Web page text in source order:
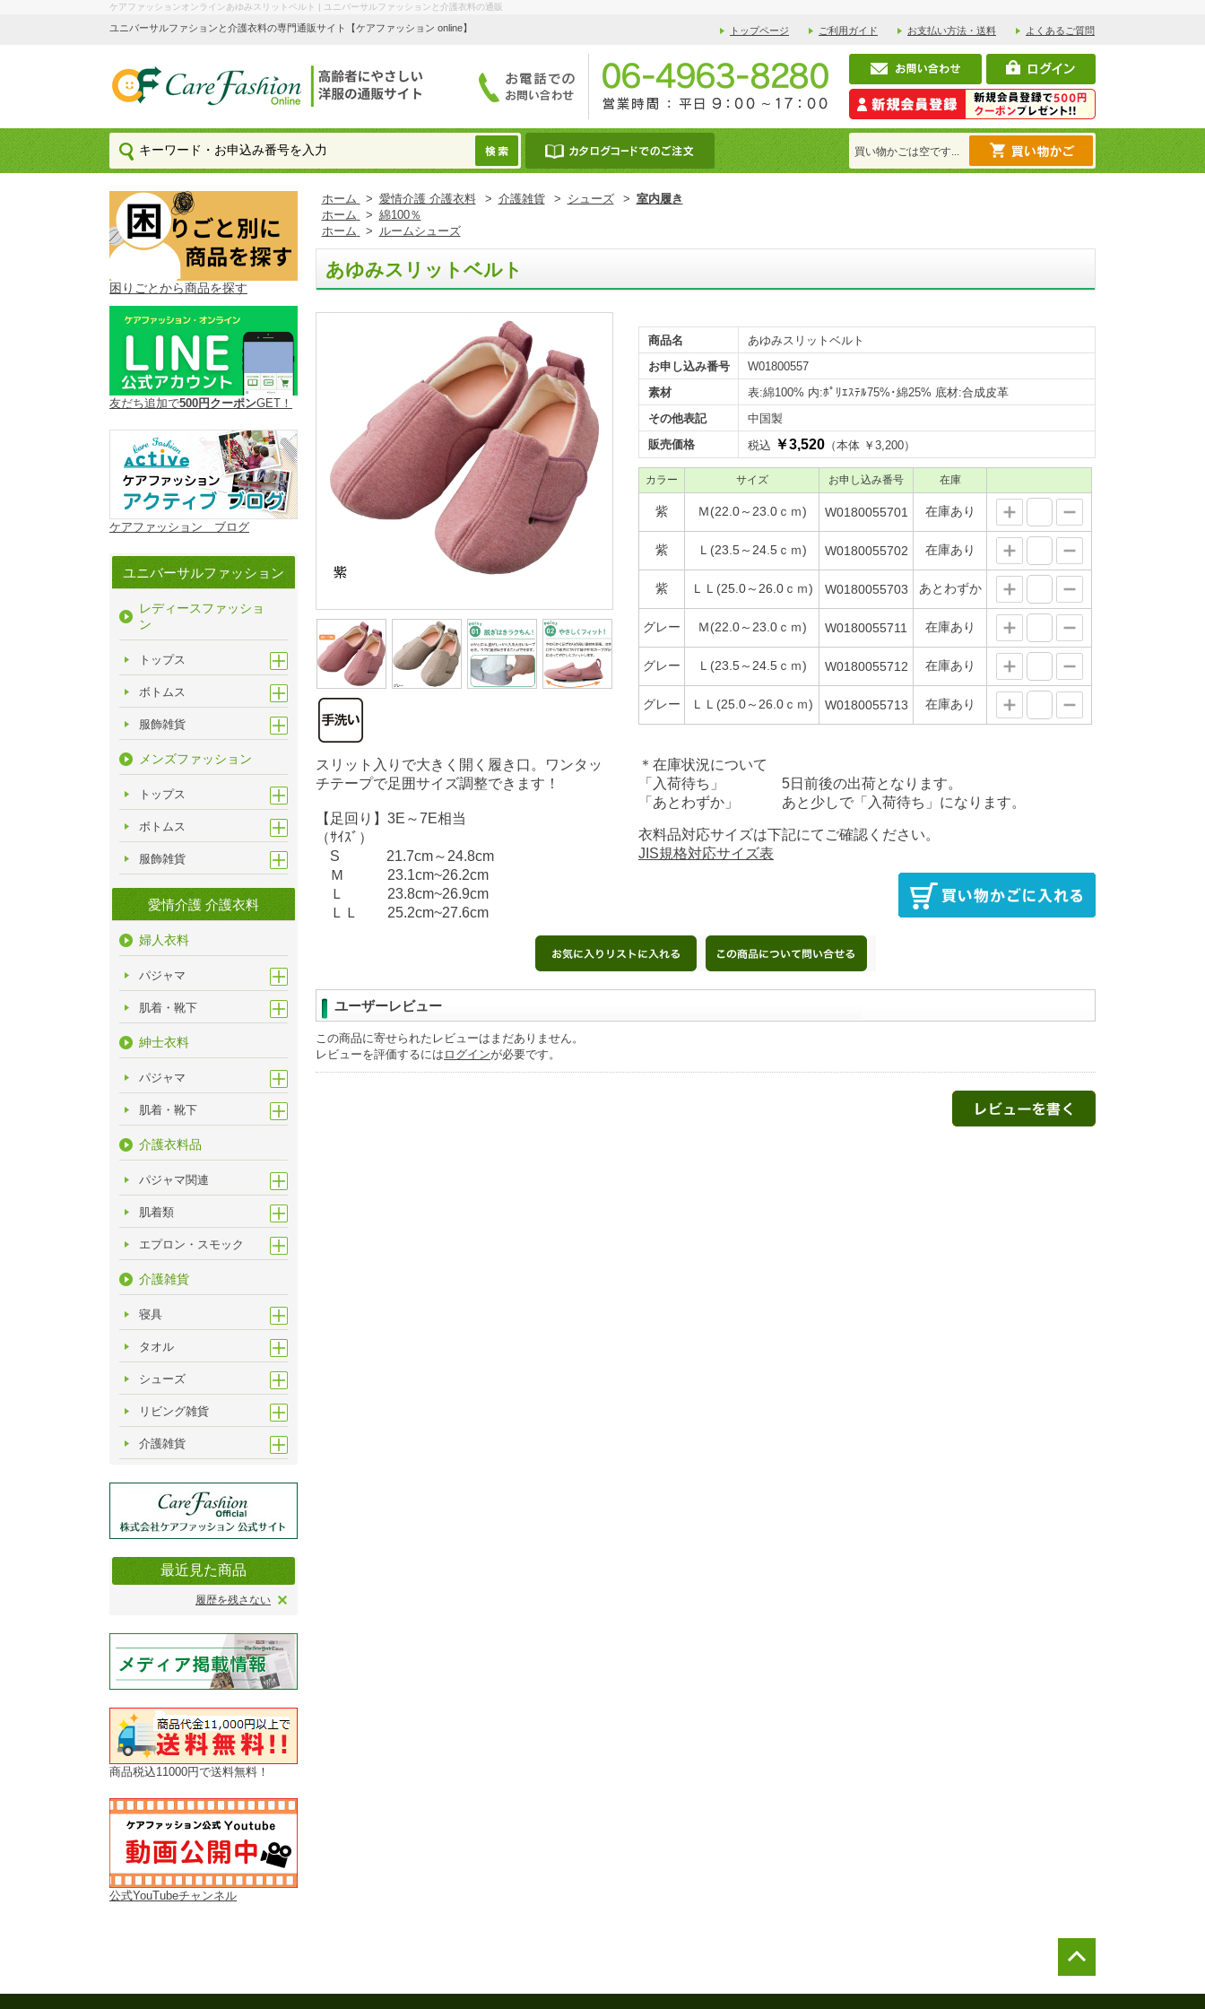
ケアファッションオンラインあゆみスリットベルト | ユニバーサルファッションと介護衣料の通販
ユニバーサルファションと介護衣料の専門通販サイト【ケアファッション online】 トップページ ご利用ガイド お支払い方法・送料 よくあるご質問
買い物かごは空です...
困りごとから商品を探す
友だち追加で500円クーポンGET！
ケアファッション ブログ
ユニバーサルファッション
レディースファッショ
ン
トップス
ボトムス
服飾雑貨
メンズファッション
トップス
ボトムス
服飾雑貨
愛情介護 介護衣料
婦人衣料
パジャマ
肌着・靴下
紳士衣料
パジャマ
肌着・靴下
介護衣料品
パジャマ関連
肌着類
エプロン・スモック
介護雑貨
寝具
タオル
シューズ
リビング雑貨
介護雑貨
最近見た商品
履歴を残さない
商品税込11000円で送料無料！
公式YouTubeチャンネル
ホーム > 愛情介護 介護衣料 > 介護雑貨 > シューズ > 室内履き
ホーム
> 綿100％
ホーム
> ルームシューズ
あゆみスリットベルト
スリット入りで大きく開く履き口。ワンタッ
チテープで足囲サイズ調整できます！
【足回り】3E～7E相当
（ｻｲｽﾞ）
S 21.7cm～24.8cm
Ｍ 23.1cm~26.2cm
Ｌ 23.8cm~26.9cm
ＬＬ 25.2cm~27.6cm
商品名
あゆみスリットベルト
お申し込み番号
W01800557
素材
表:綿100% 内:ﾎﾟﾘｴｽﾃﾙ75%･綿25% 底材:合成皮革
その他表記
中国製
販売価格
税込 ￥3,520 （本体 ￥3,200）
カラー サイズ お申し込み番号 在庫
紫 Ｍ(22.0～23.0ｃｍ) W0180055701 在庫あり
紫 Ｌ(23.5～24.5ｃｍ) W0180055702 在庫あり
紫 ＬＬ(25.0～26.0ｃｍ) W0180055703 あとわずか
グレー Ｍ(22.0～23.0ｃｍ) W0180055711 在庫あり
グレー Ｌ(23.5～24.5ｃｍ) W0180055712 在庫あり
グレー ＬＬ(25.0～26.0ｃｍ) W0180055713 在庫あり
＊在庫状況について
「入荷待ち」 5日前後の出荷となります。
「あとわずか」 あと少しで「入荷待ち」になります。
衣料品対応サイズは下記にてご確認ください。
JIS規格対応サイズ表
ユーザーレビュー
この商品に寄せられたレビューはまだありません。
レビューを評価するには ログインが必要です。